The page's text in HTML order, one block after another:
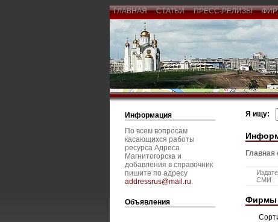
ГЛАВНАЯ СТАТЬИ ПРЕСС-РЕЛИЗЫ
Информация
По всем вопросам
касающихся работы
ресурса Адреса
Магнитогорска и
добавления в справочник
пишите по адресу
addressrus@mail.ru.
Объявления
Я ищу:
Главная
СМИ
Фирмы